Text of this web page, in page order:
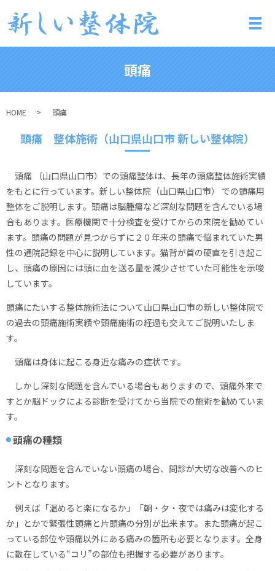
メ
頭痛
HOME 頭痛
頭痛 整体施術（山口県山口市 新しい整体院）
頭痛 （山口県山口市）での頭痛整体は、長年の頭痛整体施術実績
をもとに行っています。新しい整体院（山口県山口市） での頭痛用
整体をご説明します。頭痛は脳腫瘍など深刻な問題を含んでいる場
合もあります。医療機関で十分検査を受けてからの来院を勧めてい
ます。頭痛の問題が見つからずに２０年来の頭痛で悩まれていた男
性の通院記録を中心に説明しています。猫背が首の硬直を引き起こ
し、頭痛の原因には頭に血を送る量を減少させていた可能性を示唆
しています。
頭痛にたいする整体施術法について山口県山口市の新しい整体院で
の過去の頭痛施術実績や頭痛施術の経過も交えてご説明いたしま
す。
頭痛は身体に起こる身近な痛みの症状です。
しかし深刻な問題を含んでいる場合もありますので、頭痛外来で
すとか脳ドックによる診断を受けてから当院での施術を勧めていま
す。
頭痛の種類
深刻な問題を含んでいない頭痛の場合、問診が大切な改善へのヒ
ントとなります。
例えば「温めると楽になるか」「朝・夕・夜では痛みは変化する
か」とかで緊張性頭痛と片頭痛の分別が出来ます。また頭痛が起こ
っている部位や頭痛以外にある痛みの箇所も必要となります。全身
に散在している“コリ”の部位も把握する必要があります。